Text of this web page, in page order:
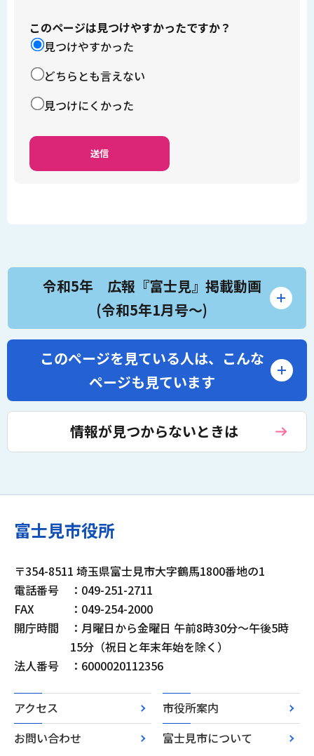
このページは見つけやすかったですか？
見つけやすかった
どちらとも言えない
見つけにくかった
令和5年 広報『富士見』掲載動画
(令和5年1月号～)
このページを見ている人は、 こんな
ページも見ています
情報が見つからないときは
富士見市役所
〒354-8511 埼玉県富士見市大字鶴馬1800番地の1
電話番号
：049-251-2711
FAX
：049-254-2000
開庁時間
：月曜日から金曜日 午前8時30分～午後5時
15分（祝日と年末年始を除く）
法人番号
：6000020112356
アクセス
市役所案内
お問い合わせ
富士見市について